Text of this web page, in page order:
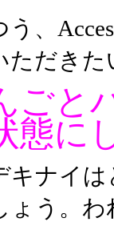
う、
ただきた
ご
態に
キナイ
ょう。